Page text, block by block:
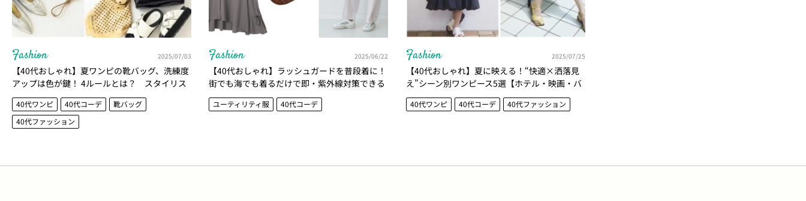
Fashion 2025/07/03
【40代おしゃれ】夏ワンピの靴バッグ、洗練度
アップは色が鍵！ 4ルールとは？ スタイリス
トに聞いてみた。
40代ワンピ 40代コーデ
靴バッグ
40代ファッション
Fashion 2025/06/22
【40代おしゃれ】ラッシュガードを普段着に！
街でも海でも着るだけで即・紫外線対策できる
優秀アイテム3選
ユーティリティ服 40代コーデ
Fashion 2025/07/25
【40代おしゃれ】夏に映える！“快適×洒落見
え”シーン別ワンピース5選【ホテル・映画・バ
カンスに】
40代ワンピ 40代コーデ 40代ファッション